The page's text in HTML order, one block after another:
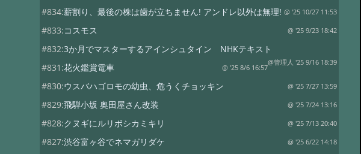
#834:薪割り、最後の株は歯が立ちません! アンドレ以外は無理! @ '25 10/27 11:53
#833:コスモス @ '25 9/23 18:42
#832:3か月でマスターするアインシュタイン NHKテキスト
@管理人 '25 9/16 18:39
#831:花火鑑賞電車 @ '25 8/6 16:57
#830:ウスバハゴロモの幼虫、危うくチョッキン @ '25 7/27 13:59
#829:飛騨小坂 奥田屋さん改装 @ '25 7/24 13:16
#828:クヌギにルリボシカミキリ @ '25 7/13 20:40
#827:渋谷富ヶ谷でネマガリダケ @ '25 6/22 14:18